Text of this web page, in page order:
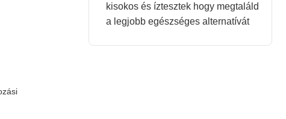
kisokos és íztesztek hogy megtaláld
a legjobb egészséges alternatívát